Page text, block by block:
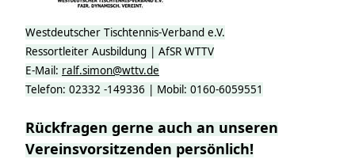
Westdeutscher Tischtennis-Verband e.V.
Ressortleiter Ausbildung | AfSR WTTV
E-Mail: ralf.simon@wttv.de
Telefon: 02332 -149336 | Mobil: 0160-6059551
Rückfragen gerne auch an unseren
Vereinsvorsitzenden persönlich!